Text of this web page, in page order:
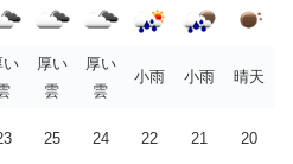
い
厚い
雲
厚い
雲
小雨 小雨 晴天
25 24 22 21 20